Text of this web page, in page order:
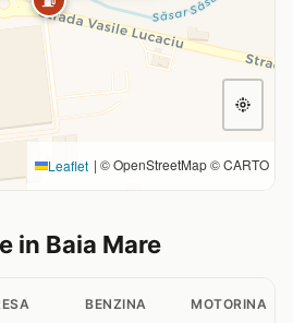
Leaflet | © OpenStreetMap © CARTO
in Baia Mare
BENZINA MOTORINA